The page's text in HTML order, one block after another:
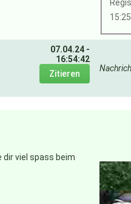
07.04.24 -
16:54:42
dir viel spass beim